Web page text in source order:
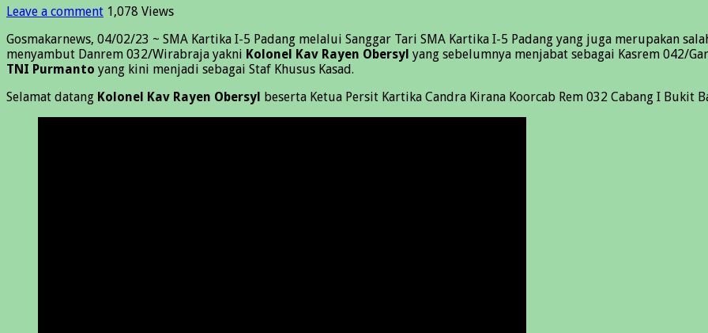
Leave a comment 1,078 Views
Gosmakarnews, 04/02/23 ~ SMA Kartika I-5 Padang melalui Sanggar Tari SMA Kartika I-5 Padang yang juga merupakan
menyambut Danrem 032/Wirabraja yakni Kolonel Kav Rayen Obersyl yang sebelumnya menjabat sebagai Kasrem 042/
TNI Purmanto yang kini menjadi sebagai Staf Khusus Kasad.
Selamat datang Kolonel Kav Rayen Obersyl beserta Ketua Persit Kartika Candra Kirana Koorcab Rem 032 Cabang I Bukit